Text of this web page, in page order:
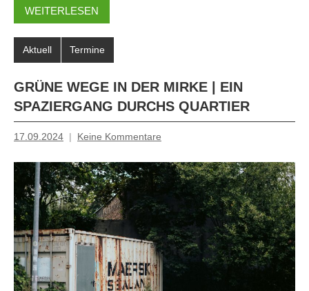
WEITERLESEN
Aktuell Termine
GRÜNE WEGE IN DER MIRKE | EIN
SPAZIERGANG DURCHS QUARTIER
17.09.2024
Inge
Grau
Keine Kommentare